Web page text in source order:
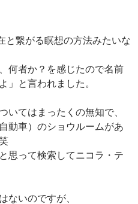
と繋がる瞑想の方法みたいな
何者か？を感じたので名前
」と言われました。
いてはまったくの無知で、
動車）のショウルームがあ
思って検索してニコラ・テ
ないのですが、